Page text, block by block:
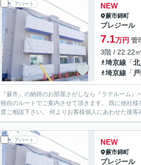
アパート NEW
蕨市錦町
プレジール
7.1万円 管
3階 / 22.22
埼京線 「北
埼京線 「
『蕨市』の納得のお部屋さがしなら『ラテルーム
独自のルートでご案内させて頂きます。 既に他社
度ご相談下さい。 何よりお客様個人に
アパート NEW
蕨市錦町
プレジール